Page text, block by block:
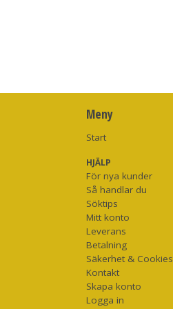
Meny
Start
HJÄLP
För nya kunder
Så handlar du
Söktips
Mitt konto
Leverans
Betalning
Säkerhet & Cookies
Kontakt
Skapa konto
Logga in